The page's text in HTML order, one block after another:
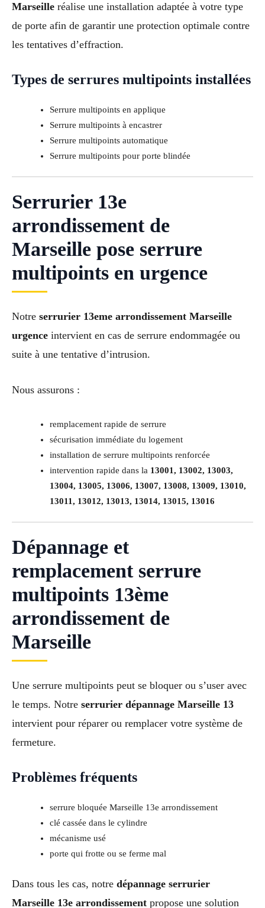
Marseille réalise une installation adaptée à votre type
de porte afin de garantir une protection optimale contre
les tentatives d’effraction.
Types de serrures multipoints installées
Serrure multipoints en applique
Serrure multipoints à encastrer
Serrure multipoints automatique
Serrure multipoints pour porte blindée
Serrurier 13e
arrondissement de
Marseille pose serrure
multipoints en urgence
Notre serrurier 13eme arrondissement Marseille
urgence intervient en cas de serrure endommagée ou
suite à une tentative d’intrusion.
Nous assurons :
remplacement rapide de serrure
sécurisation immédiate du logement
installation de serrure multipoints renforcée
intervention rapide dans la 13001, 13002, 13003,
13004, 13005, 13006, 13007, 13008, 13009, 13010,
13011, 13012, 13013, 13014, 13015, 13016
Dépannage et
remplacement serrure
multipoints 13ème
arrondissement de
Marseille
Une serrure multipoints peut se bloquer ou s’user avec
le temps. Notre serrurier dépannage Marseille 13
intervient pour réparer ou remplacer votre système de
fermeture.
Problèmes fréquents
serrure bloquée Marseille 13e arrondissement
clé cassée dans le cylindre
mécanisme usé
porte qui frotte ou se ferme mal
Dans tous les cas, notre dépannage serrurier
Marseille 13e arrondissement propose une solution